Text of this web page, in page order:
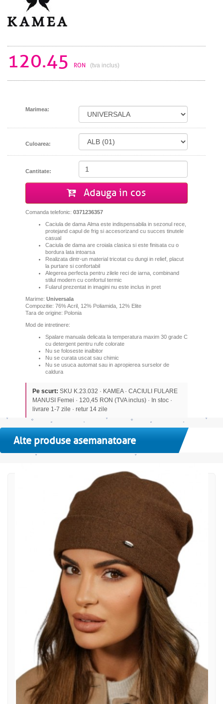
120.45 RON (tva inclus)
Marimea:
Culoarea:
Cantitate:
Adauga in cos
Comanda telefonic: 0371236357
Caciula de dama Alma este indispensabila in sezonul rece,
protejand capul de frig si accesorizand cu succes tinutele
casual
Caciula de dama are croiala clasica si este finisata cu o
bordura lata intoarsa
Realizatadintr-un material tricotat cu dungi in relief, placut
la purtare si confortabil
Alegerea perfecta pentru zilele reci de iarna, combinand
stilul modern cu confortul termic
Fularul prezentat in imagini nu este inclus in pret
Marime: Universala
Compozitie: 76% Acril, 12% Poliamida, 12% Elite
Tara de origine: Polonia
Mod de intretinere:
Spalare manuala delicata la temperatura maxim 30 grade C
cu detergent pentru rufe colorate
Nu se foloseste inalbitor
Nu se curata uscat sau chimic
Nu se usuca automat sau in apropierea surselor de
caldura
Pe scurt: SKU K.23.032 · KAMEA · CACIULI FULARE
MANUSI Femei · 120,45 RON (TVA inclus) · In stoc ·
livrare 1-7 zile · retur 14 zile
Alte produse asemanatoare